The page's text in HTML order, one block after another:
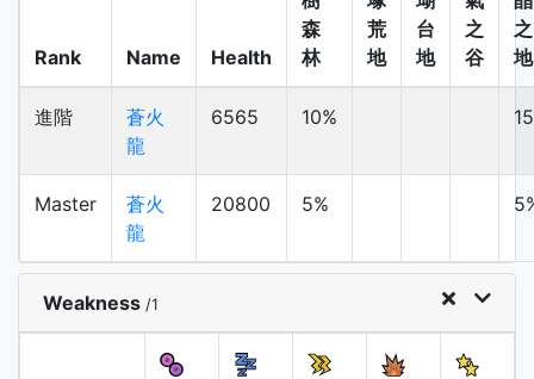
Rank Name Health
森
林
荒
地
台
地
之
谷
之
地
進階
蒼火
龍
6565 10%
Master
蒼火
龍
20800 5%
Weakness /1